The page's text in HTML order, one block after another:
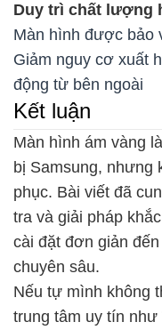
Duy trì chất lượng
Màn hình được bảo
Giảm nguy cơ xuất
động từ bên ngoài
Kết luận
Màn hình ám vàng
bị Samsung, nhưng
phục. Bài viết đã
tra và giải pháp
cài đặt đơn giản
chuyên sâu.
Nếu tự mình không
trung tâm uy tín như